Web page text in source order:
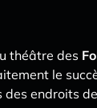
théâtre des
le
endroits